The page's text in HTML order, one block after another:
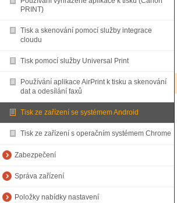
PRINT)
Tisk a skenování pomocí služby integrace
cloudu
Tisk pomocí služby Universal Print
Používání aplikace AirPrint k tisku a skenování
dat a odesílání faxů
Tisk ze zařízení se systémem Android
Tisk ze zařízení s operačním systémem Chrome
Zabezpečení
Správa zařízení
Položky nabídky nastavení